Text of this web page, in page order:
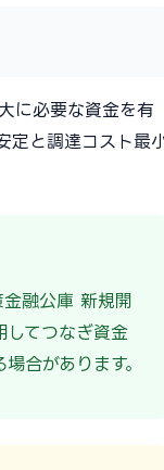
に必要な資金を有
定と調達コスト最
融公庫 新規開
してつなぎ資金
合があります。